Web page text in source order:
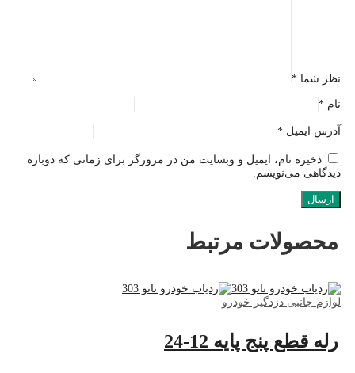
نظر شما *
نام *
آدرس ایمیل *
ذخیره نام، ایمیل و وبسایت من در مرورگر برای زمانی که دوباره
دیدگاهی می‌نویسم.
محصولات مرتبط
لوازم جانبی دزدگیر خودرو
رله قطع پنج پایه 12-24